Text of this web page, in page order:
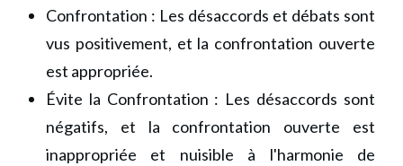
Confrontation : Les désaccords et débats sont
vus positivement, et la confrontation ouverte
est appropriée.
Évite la Confrontation : Les désaccords sont
négatifs, et la confrontation ouverte est
inappropriée et nuisible à l'harmonie de